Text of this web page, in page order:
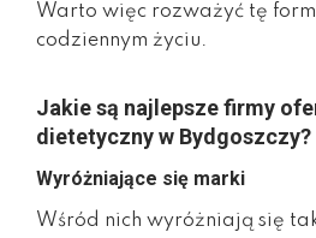
Warto więc rozważyć tę
codziennym życiu.
Jakie są najlepsze firmy
dietetyczny w Bydgoszczy?
Wyróżniające się marki
Wśród nich wyróżniają się